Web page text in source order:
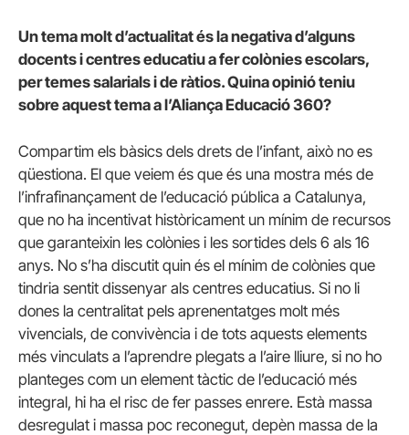
Un tema molt d’actualitat és la negativa d’alguns
docents i centres educatiu a fer colònies escolars,
per temes salarials i de ràtios. Quina opinió teniu
sobre aquest tema a l’Aliança Educació 360?
Compartim els bàsics dels drets de l’infant, això no es
qüestiona. El que veiem és que és una mostra més de
l’infrafinançament de l’educació pública a Catalunya,
que no ha incentivat històricament un mínim de recursos
que garanteixin les colònies i les sortides dels 6 als 16
anys. No s’ha discutit quin és el mínim de colònies que
tindria sentit dissenyar als centres educatius. Si no li
dones la centralitat pels aprenentatges molt més
vivencials, de convivència i de tots aquests elements
més vinculats a l’aprendre plegats a l’aire lliure, si no ho
planteges com un element tàctic de l’educació més
integral, hi ha el risc de fer passes enrere. Està massa
desregulat i massa poc reconegut, depèn massa de la